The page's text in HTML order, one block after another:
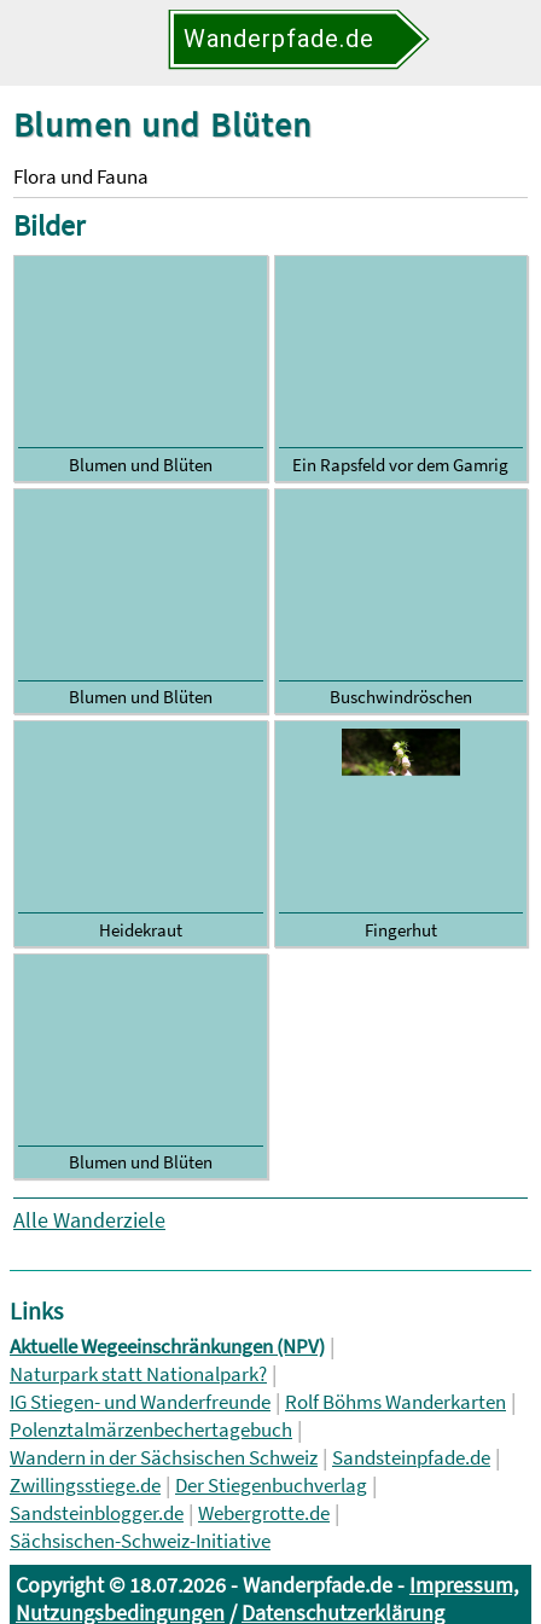
Wanderpfade.de
Blumen und Blüten
Flora und Fauna
Bilder
Blumen und Blüten Ein Rapsfeld vor dem Gamrig
Blumen und Blüten Buschwindröschen
Heidekraut Fingerhut
Blumen und Blüten
Alle Wanderziele
Links
Aktuelle Wegeeinschränkungen (NPV) |
Naturpark statt Nationalpark? |
IG Stiegen- und Wanderfreunde | Rolf Böhms Wanderkarten |
Polenztalmärzenbechertagebuch |
Wandern in der Sächsischen Schweiz | Sandsteinpfade.de |
Zwillingsstiege.de | Der Stiegenbuchverlag |
Sandsteinblogger.de | Webergrotte.de |
Sächsischen-Schweiz-Initiative
Copyright © 18.07.2026 - Wanderpfade.de - Impressum,
Nutzungsbedingungen /Datenschutzerklärung